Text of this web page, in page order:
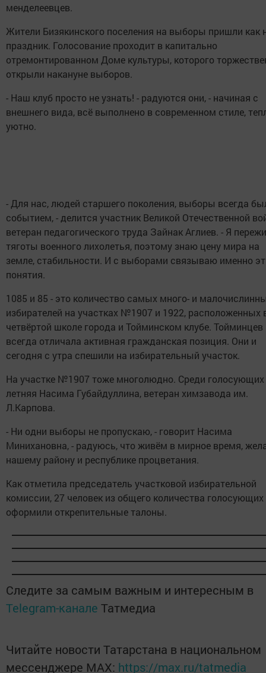
менделеевцев.
Жители Бизякинского поселения на выборы пришли как
праздник. Голосование проходит в капитально
отремонтированном Доме культуры, которого
открыли накануне выборов.
- Наш клуб просто не узнать! - радуются они, - начиная с
внешнего вида, всё выполнено в современном стиле,
уютно.
- Для нас, людей старшего поколения, выборы всегда
событием, - делится участник Великой Отечественной
ветеран педагогического труда Зайнак Аглиев. - Я
тяготы военного лихолетья, поэтому знаю цену мира на
земле, стабильности. И с выборами связываю именно
понятия.
1085 и 85 - это количество самых много- и
избирателей на участках №1907 и 1922, расположенных
четвёртой школе города и Тойминском клубе. Тойминцев
всегда отличала активная гражданская позиция. Они и
сегодня с утра спешили на избирательный участок.
На участке №1907 тоже многолюдно. Среди голосующих
летняя Насима Губайдуллина, ветеран химзавода им.
Л.Карпова.
- Ни одни выборы не пропускаю, - говорит Насима
Минихановна, - радуюсь, что живём в мирное время,
нашему району и республике процветания.
Как отметила председатель участковой избирательной
комиссии, 27 человек из общего количества голосующих
оформили открепительные талоны.
Следите за самым важным и интересным в
Telegram-канале Татмедиа
Читайте новости Татарстана в национальном
мессенджере MАХ: https://max.ru/tatmedia